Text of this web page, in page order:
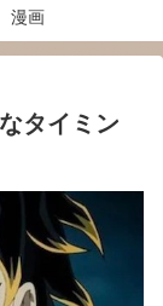
漫画
タイミン